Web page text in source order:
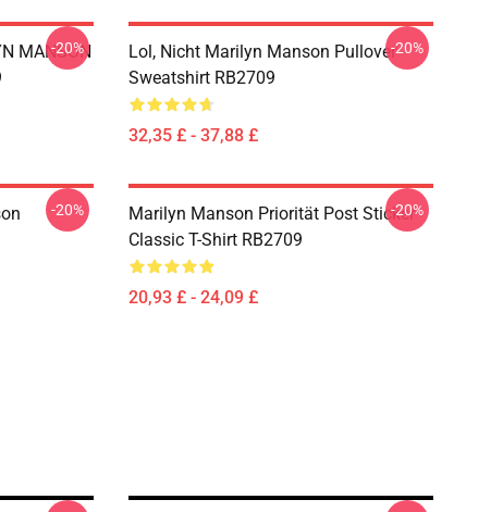
MANSON
-20%
Lol, Nicht Marilyn Manson Pullover
Sweatshirt RB2709
32,35 £ - 37,88 £
-20%
-20%
Marilyn Manson Priorität Post Sticker
Classic T-Shirt RB2709
20,93 £ - 24,09 £
-20%